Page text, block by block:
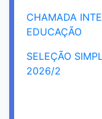
CHAMADA
EDUCAÇÃO
SELEÇÃO
2026/2